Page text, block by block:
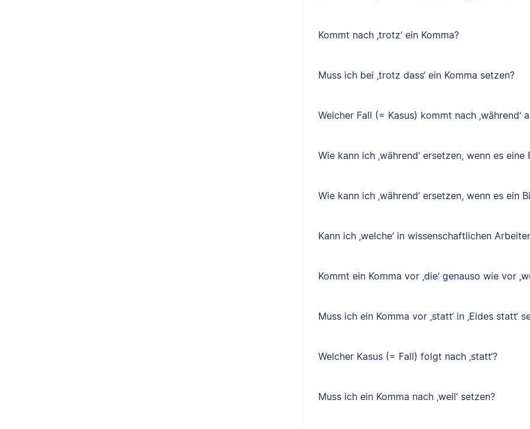
Kommt nach ‚trotz‘ ein Komma?
Muss ich bei ‚trotz dass‘ ein Komma setzen?
Welcher Fall (= Kasus) kommt nach ‚während‘
Wie kann ich ‚während‘ ersetzen, wenn es
Wie kann ich ‚während‘ ersetzen, wenn es ein
Kann ich ‚welche‘ in wissenschaftlichen
Kommt ein Komma vor ‚die‘ genauso wie vor
Muss ich ein Komma vor ‚statt‘ in ‚Eides statt‘
Welcher Kasus (= Fall) folgt nach ‚statt‘?
Muss ich ein Komma nach ‚weil‘ setzen?